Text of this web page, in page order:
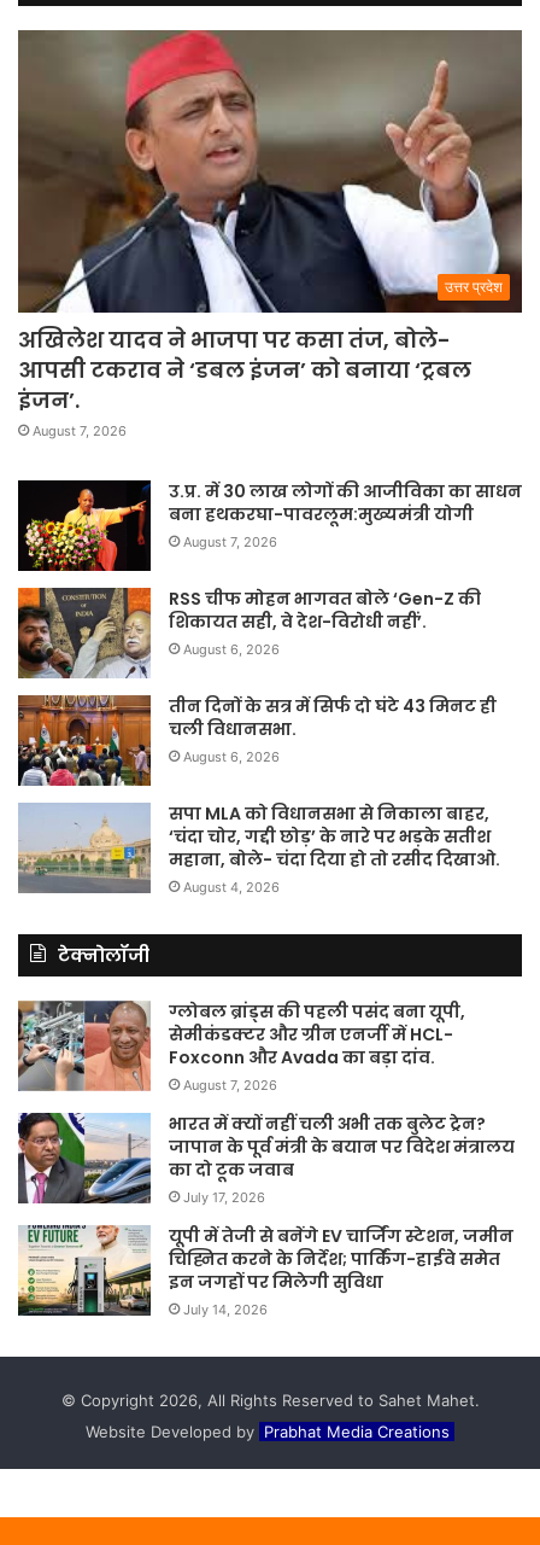
उत्तर प्रदेश
अखिलेश यादव ने भाजपा पर कसा तंज, बोले-
आपसी टकराव ने ‘डबल इंजन’ को बनाया ‘ट्रबल
इंजन’.
August 7, 2026
उ.प्र. में 30 लाख लोगों की आजीविका का साधन
बना हथकरघा-पावरलूम:मुख्यमंत्री योगी
August 7, 2026
RSS चीफ मोहन भागवत बोले ‘Gen-Z की
शिकायत सही, वे देश-विरोधी नहीं’.
August 6, 2026
तीन दिनों के सत्र में सिर्फ दो घंटे 43 मिनट ही
चली विधानसभा.
August 6, 2026
सपा MLA को विधानसभा से निकाला बाहर,
‘चंदा चोर, गद्दी छोड़’ के नारे पर भड़के सतीश
महाना, बोले- चंदा दिया हो तो रसीद दिखाओ.
August 4, 2026
टेक्नोलॉजी
ग्लोबल ब्रांड्स की पहली पसंद बना यूपी,
सेमीकंडक्टर और ग्रीन एनर्जी में HCL-
Foxconn और Avada का बड़ा दांव.
August 7, 2026
भारत में क्यों नहीं चली अभी तक बुलेट ट्रेन?
जापान के पूर्व मंत्री के बयान पर विदेश मंत्रालय
का दो टूक जवाब
July 17, 2026
यूपी में तेजी से बनेंगे EV चार्जिंग स्टेशन, जमीन
चिह्नित करने के निर्देश; पार्किंग-हाईवे समेत
इन जगहों पर मिलेगी सुविधा
July 14, 2026
© Copyright 2026, All Rights Reserved to Sahet Mahet.
Website Developed by Prabhat Media Creations